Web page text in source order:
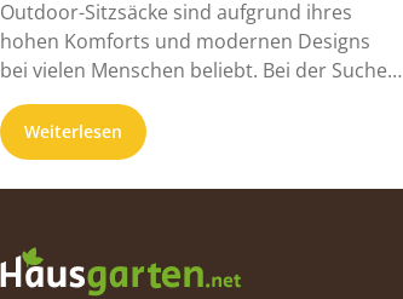
Outdoor-Sitzsäcke sind aufgrund ihres
hohen Komforts und modernen Designs
bei vielen Menschen beliebt. Bei der Suche
nach einem passenden ...
Weiterlesen